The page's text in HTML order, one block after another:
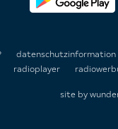
datenschutzinformation
radioplayer
site by